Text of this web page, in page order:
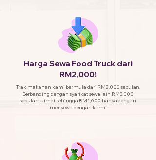
Harga Sewa Food Truck dari
RM2,000!
Trak makanan kami bermula dari RM2,000 sebulan.
Berbanding dengan syarikat sewa lain RM3,000
sebulan. Jimat sehingga RM1,000 hanya dengan
menyewa dengan kami!